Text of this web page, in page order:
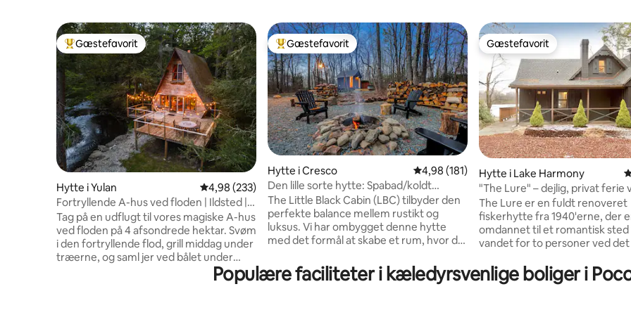
Bedste gæstefavorit
Gæstefavorit
Hytte i Yulan 4,98 ud af 5 i gennemsnitlig bedømmelse, 233 omtaler
4,98 (233)
Fortryllende A-hus ved floden | Ildsted |
Magisk skov
Tag på en udflugt til vores magiske A-hus
ved floden på 4 afsondrede hektar. Svøm
i den fortryllende flod, grill middag under
træerne, og saml jer ved bålet under
blinkende lyskæder og en himmel spredt
med uendelige stjerner. Se hjorte, ørne
Bedste gæstefavorit
Gæstefavorit
Hytte i Cresco 4,98 ud af 5 i gennemsnitlig bedømmelse,
4,98 (181)
Den lille sorte hytte: Spabad/koldt
bassin/sauna
The Little Black Cabin (LBC) tilbyder den
perfekte balance mellem rustikt og
luksus. Vi har ombygget denne hytte
med det formål at skabe et rum, hvor du
samtidig med at du nyder ren komfort.
Det er et rum, der er designet til at
Gæstefavorit
Gæstefavorit
Hytte i Lake Harmony
"The Lure" – dejlig, privat ferie
vandet
The Lure er en fuldt renoveret
fiskerhytte fra 1940'erne, der
omdannet til et romantisk sted
vandet for to personer ved det
Denne bolig er designet til par
kombinerer vintagecharmer
Populære faciliteter i kæledyrsvenlige boliger i